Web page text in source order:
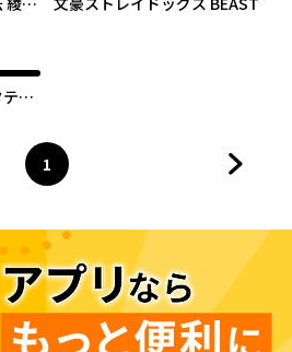
ス
ページ
1
へ